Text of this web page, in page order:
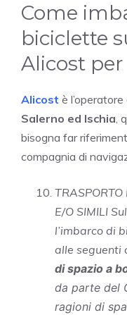
Come
biciclette
Alicost per
Alicost è
Salerno ed Ischia,
bisogna far
compagnia di
TRASPORTO
E/O SIMILI
l’imbarco di
alle seguenti
di spazio a
da parte del
ragioni di